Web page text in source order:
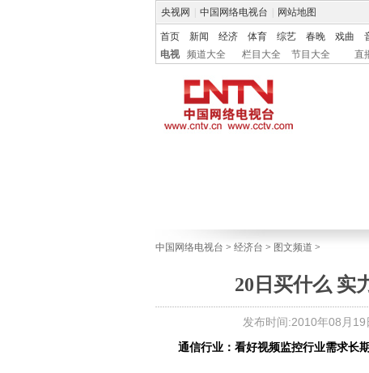
央视网 中国网络电视台 网站地图
首页 新闻 经济 体育 综艺 春晚 戏曲
电视
频道大全 栏目大全 节目大全 直
中国网络电视台 > 经济台 > 图文频道 >
20日买什么 实
发布时间:2010年08月19
通信行业：看好视频监控行业需求长